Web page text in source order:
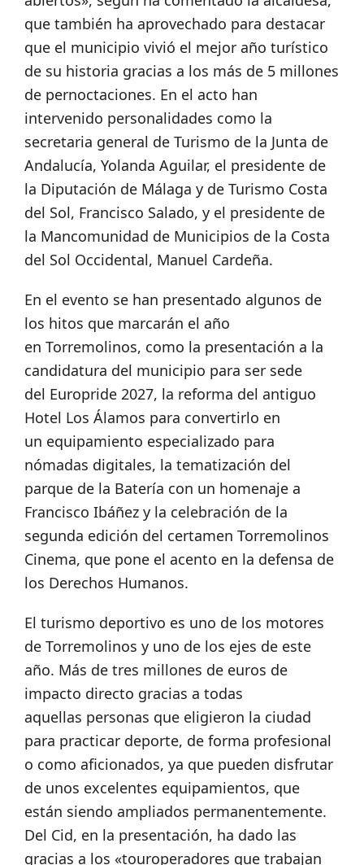
que también ha aprovechado para destacar
que el municipio vivió el mejor año turístico
de su historia gracias a los más de 5 millones
de pernoctaciones. En el acto han
intervenido personalidades como la
secretaria general de Turismo de la Junta de
Andalucía, Yolanda Aguilar, el presidente de
la Diputación de Málaga y de Turismo Costa
del Sol, Francisco Salado, y el presidente de
la Mancomunidad de Municipios de la Costa
del Sol Occidental, Manuel Cardeña.
En el evento se han presentado algunos de
los hitos que marcarán el año
en Torremolinos, como la presentación a la
candidatura del municipio para ser sede
del Europride 2027, la reforma del antiguo
Hotel Los Álamos para convertirlo en
un equipamiento especializado para
nómadas digitales, la tematización del
parque de la Batería con un homenaje a
Francisco Ibáñez y la celebración de la
segunda edición del certamen Torremolinos
Cinema, que pone el acento en la defensa de
los Derechos Humanos.
El turismo deportivo es uno de los motores
de Torremolinos y uno de los ejes de este
año. Más de tres millones de euros de
impacto directo gracias a todas
aquellas personas que eligieron la ciudad
para practicar deporte, de forma profesional
o como aficionados, ya que pueden disfrutar
de unos excelentes equipamientos, que
están siendo ampliados permanentemente.
Del Cid, en la presentación, ha dado las
gracias a los «touroperadores que trabajan